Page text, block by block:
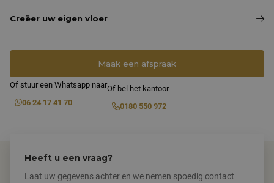
Creëer uw eigen vloer
Maak een afspraak
Of stuur een Whatsapp naar
06 24 17 41 70
Of bel het kantoor
0180 550 972
Heeft u een vraag?
Laat uw gegevens achter en we nemen spoedig contact